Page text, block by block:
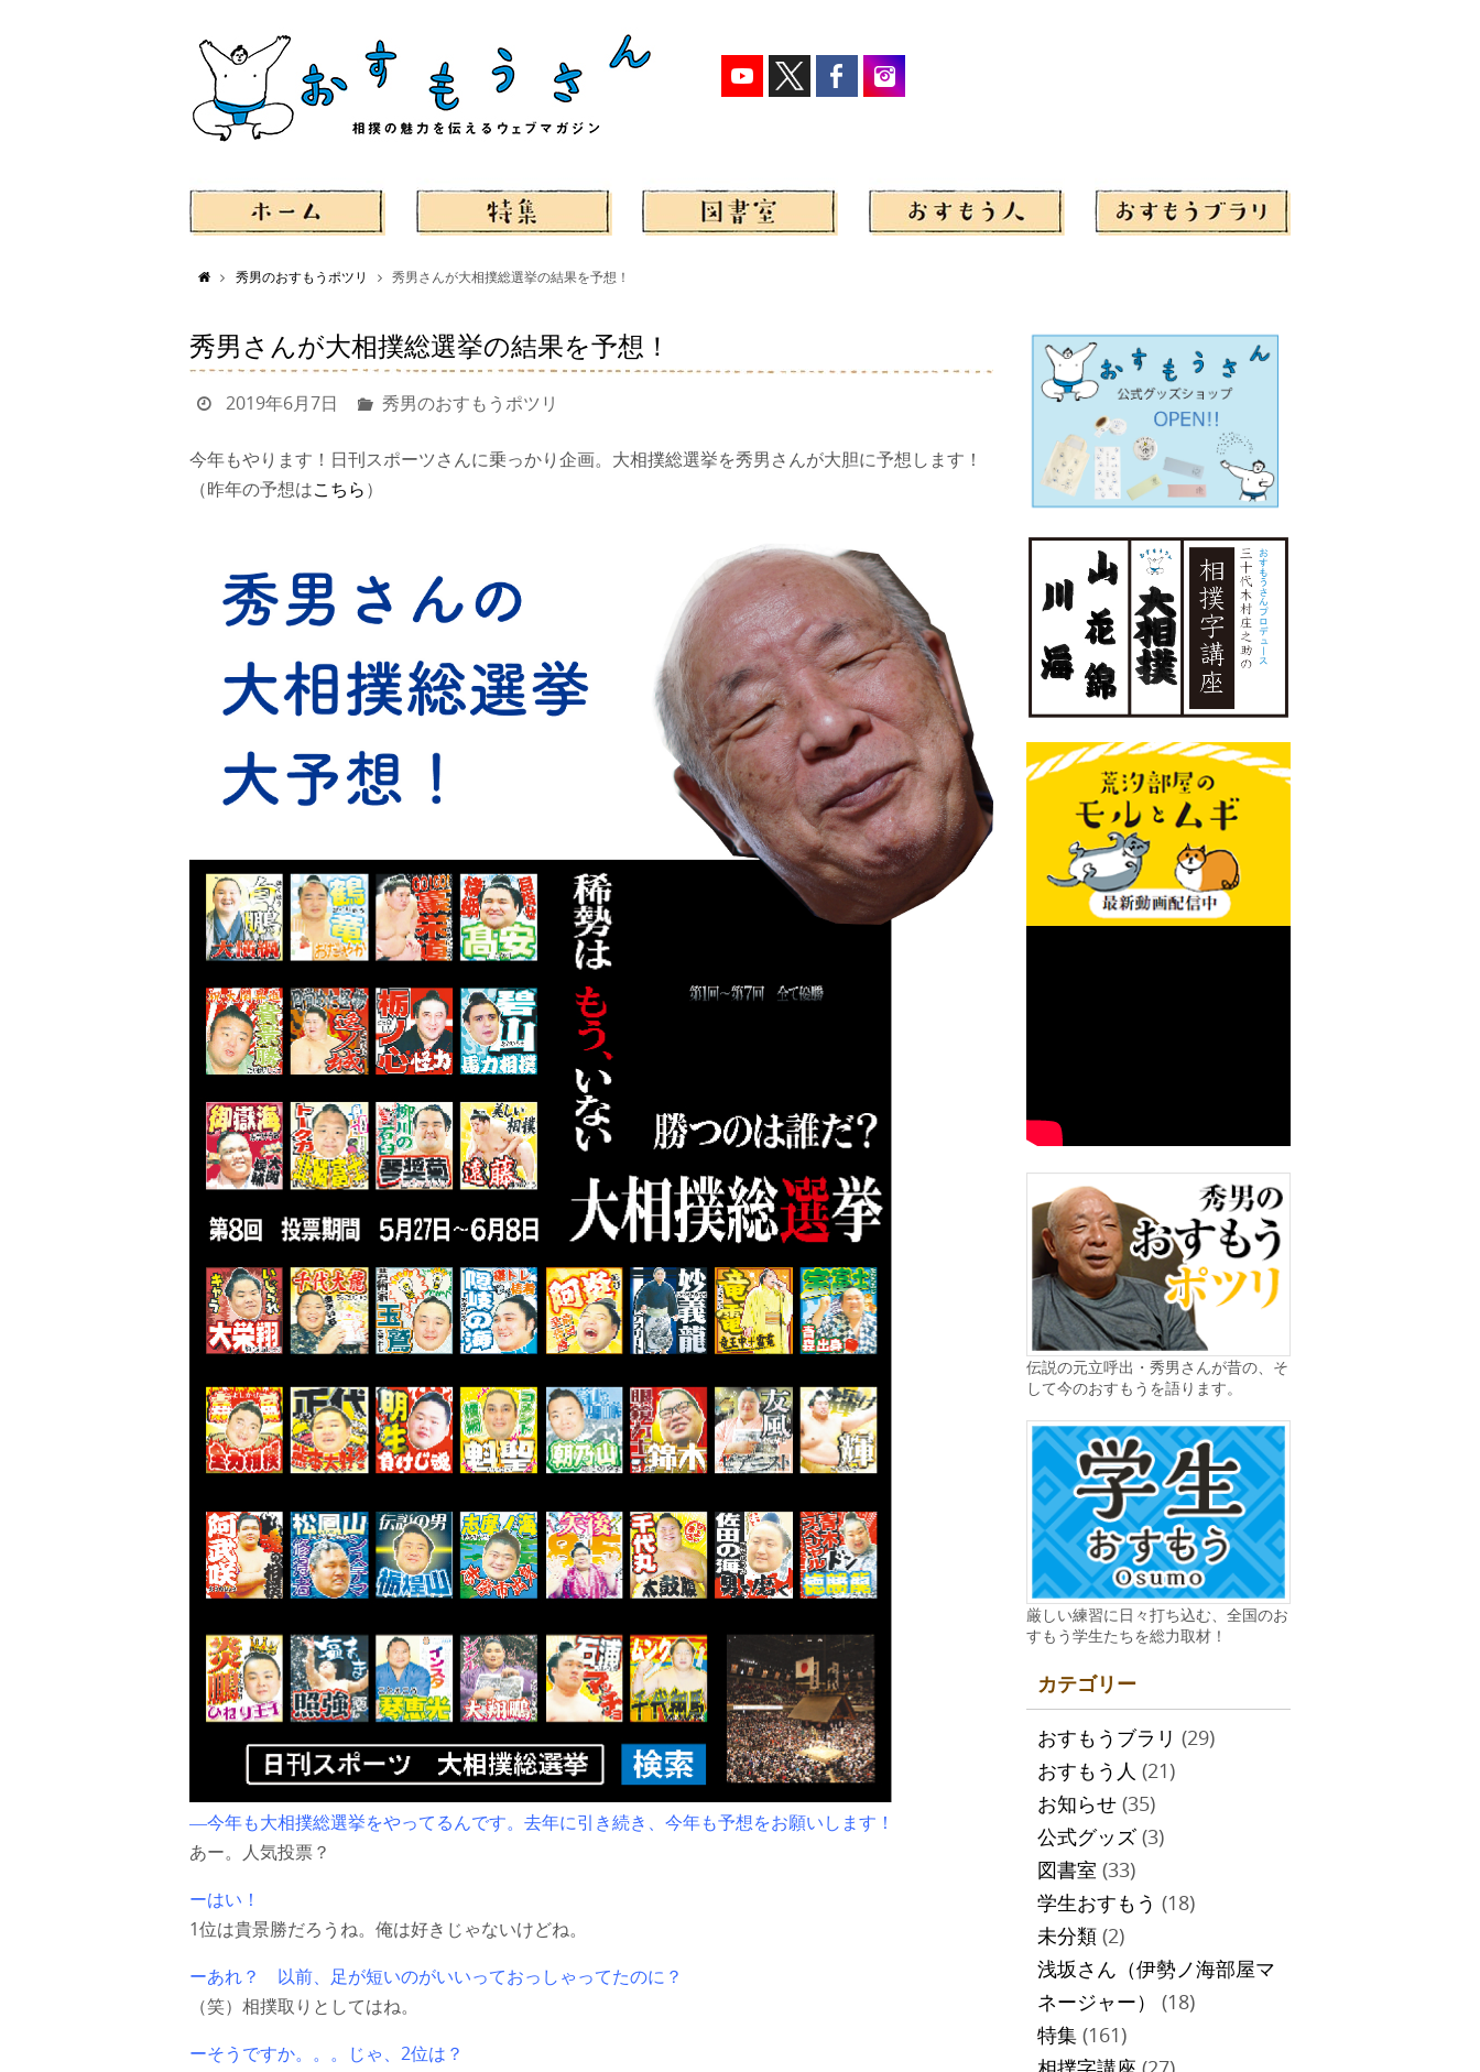
秀男のおすもうポツリ 秀男さんが大相撲総選挙の結果を予想！
秀男さんが大相撲総選挙の結果を予想！
2019年6月7日 秀男のおすもうポツリ
今年もやります！日刊スポーツさんに乗っかり企画。大相撲総選挙を秀男さんが大胆に予想します！
（昨年の予想はこちら）
―今年も大相撲総選挙をやってるんです。去年に引き続き、今年も予想をお願いします！
あー。人気投票？
ーはい！
1位は貴景勝だろうね。俺は好きじゃないけどね。
ーあれ？ 以前、足が短いのがいいっておっしゃってたのに？
（笑）相撲取りとしてはね。
ーそうですか。。。じゃ、2位は？
伝説の元立呼出・秀男さんが昔の、そ
して今のおすもうを語ります。
厳しい練習に日々打ち込む、全国のお
すもう学生たちを総力取材！
カテゴリー
おすもうブラリ (29)
おすもう人 (21)
お知らせ (35)
公式グッズ (3)
図書室 (33)
学生おすもう (18)
未分類 (2)
浅坂さん（伊勢ノ海部屋マ
ネージャー）
(18)
特集 (161)